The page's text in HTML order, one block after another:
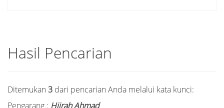
Hasil Pencarian
Ditemukan 3 dari pencarian Anda melalui kata kunci:
Pengarang : Hijrah Ahmad